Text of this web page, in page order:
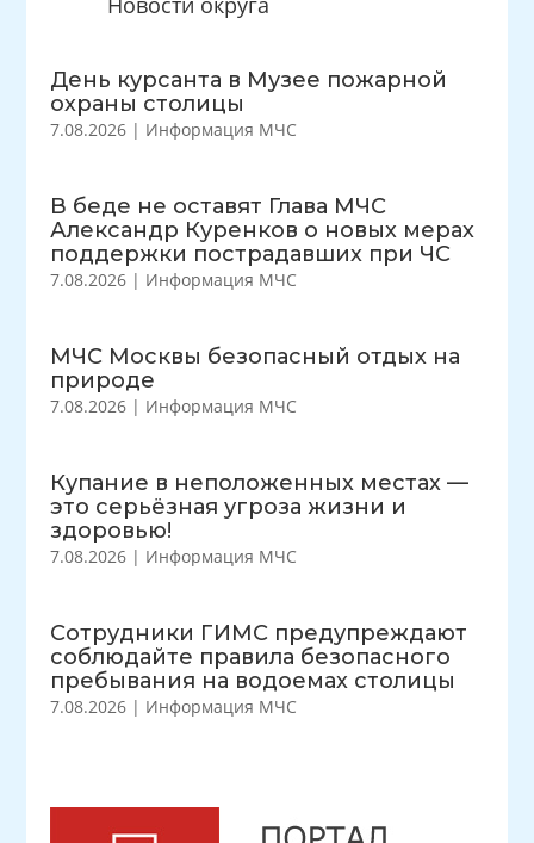
День курсанта в Музее пожарной
охраны столицы
7.08.2026 | Информация МЧС
В беде не оставят Глава МЧС
Александр Куренков о новых мерах
поддержки пострадавших при ЧС
7.08.2026 | Информация МЧС
МЧС Москвы безопасный отдых на
природе
7.08.2026 | Информация МЧС
Купание в неположенных местах —
это серьёзная угроза жизни и
здоровью!
7.08.2026 | Информация МЧС
Сотрудники ГИМС предупреждают
соблюдайте правила безопасного
пребывания на водоемах столицы
7.08.2026 | Информация МЧС